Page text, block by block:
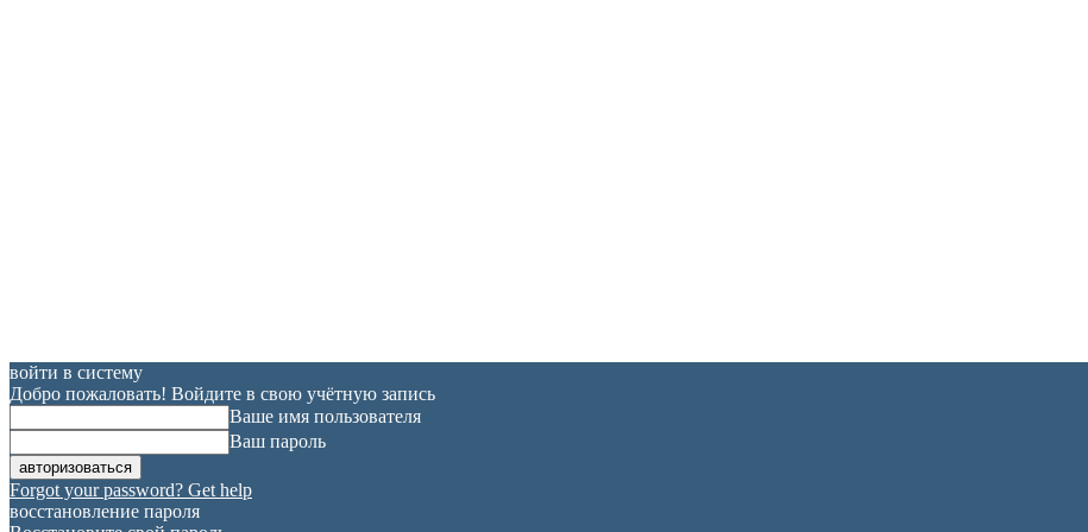
войти в систему
Добро пожаловать! Войдите в свою учётную запись
Ваше имя пользователя
Ваш пароль
Forgot your password? Get help
восстановление пароля